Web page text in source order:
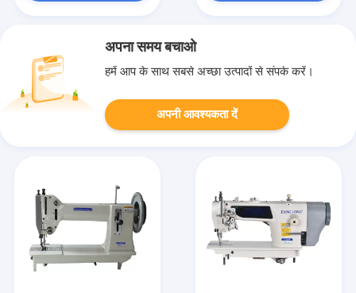
अपना समय बचाओ
हमें आप के साथ सबसे अच्छा उत्पादों से संपर्क करें।
अपनी आवश्यकता दें